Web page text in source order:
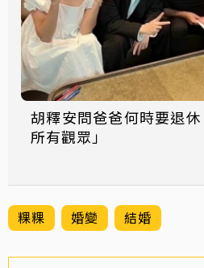
胡釋安問爸爸何時要退休 胡瓜「想一直照顧
所有觀眾」
粿粿 婚變 結婚